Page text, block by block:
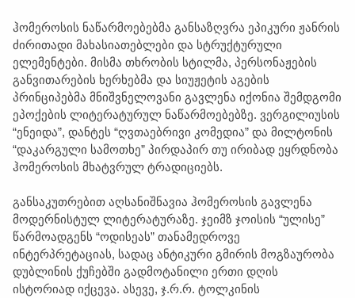
ჰომეროსის ნაწარმოებებმა განსაზღვრა ეპიკური ჟანრის
ძირითადი მახასიათებლები და სტრუქტურული
ელემენტები. მისმა თხრობის სტილმა, პერსონაჟების
განვითარების ხერხებმა და სიუჟეტის აგების
პრინციპებმა მნიშვნელოვანი გავლენა იქონია შემდგომი
ეპოქების ლიტერატურულ ნაწარმოებებზე. ვერგილიუსის
“ენეიდა”, დანტეს “ღვთაებრივი კომედია” და მილტონის
“დაკარგული სამოთხე” პირდაპირ თუ ირიბად ეყრდნობა
ჰომეროსის მხატვრულ ტრადიციებს.
განსაკუთრებით აღსანიშნავია ჰომეროსის გავლენა
მოდერნისტულ ლიტერატურაზე. ჯეიმზ ჯოისის “ულისე”
წარმოადგენს “ოდისეას” თანამედროვე
ინტერპრეტაციას, სადაც ანტიკური გმირის მოგზაურობა
დუბლინის ქუჩებში გადმოტანილი ერთი დღის
ისტორიად იქცევა. ასევე, ჯ.რ.რ. ტოლკინის